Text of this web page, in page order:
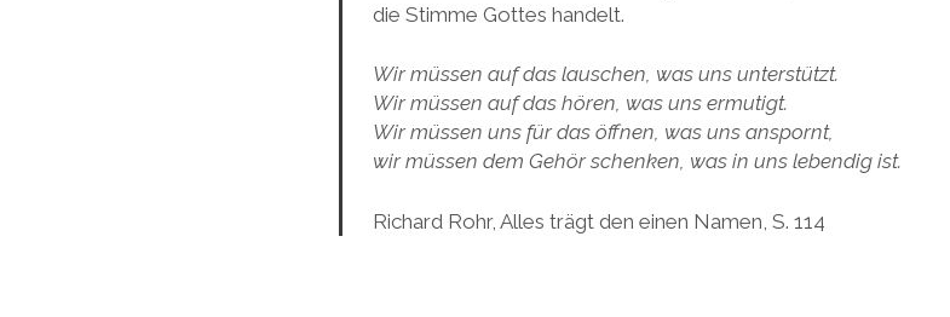
die Stimme Gottes handelt.
Wir müssen auf das lauschen, was uns unterstützt.
Wir müssen auf das hören, was uns ermutigt.
Wir müssen uns für das öffnen, was uns anspornt,
wir müssen dem Gehör schenken, was in uns lebendig ist.
Richard Rohr, Alles trägt den einen Namen, S. 114